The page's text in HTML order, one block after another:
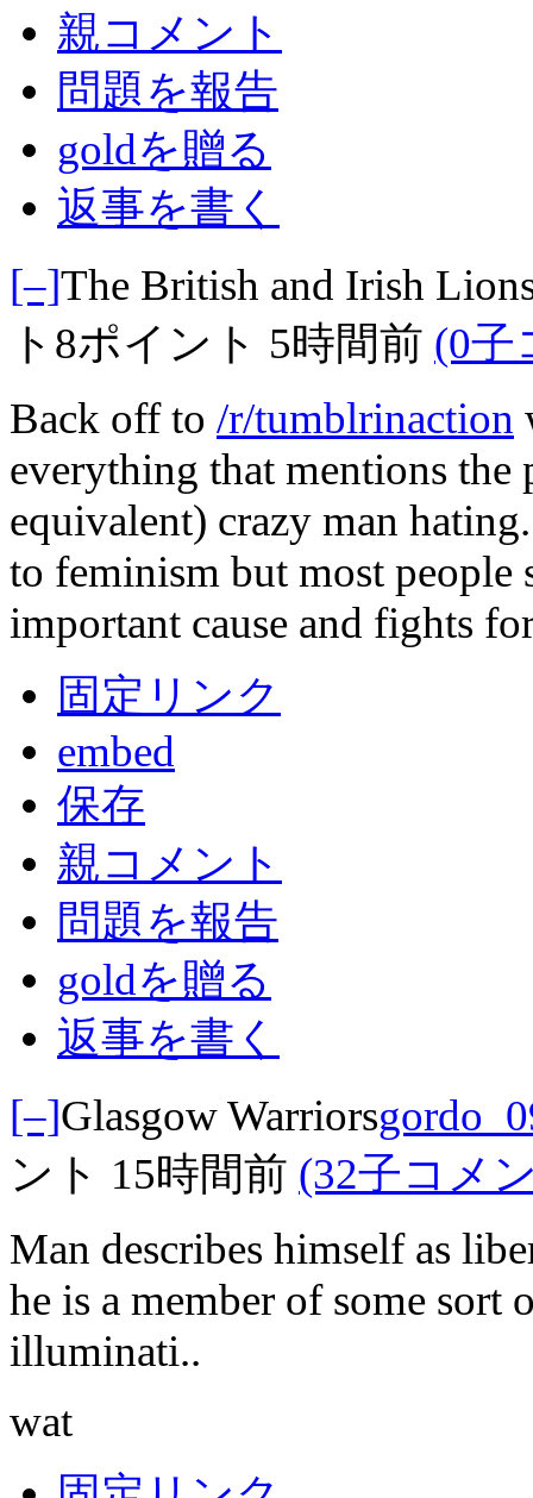
親コメント
問題を報告
goldを贈る
返事を書く
[–]The British and Irish
ト 8ポイント 5時間前 (0子
Back off to /r/tumblrinaction
everything that mentions
equivalent) crazy man
to feminism but most people
important cause and fights
固定リンク
embed
保存
親コメント
問題を報告
goldを贈る
返事を書く
[–]Glasgow Warriors
ント 15時間前 (32子コメ
Man describes himself as
he is a member of some
illuminati..
wat